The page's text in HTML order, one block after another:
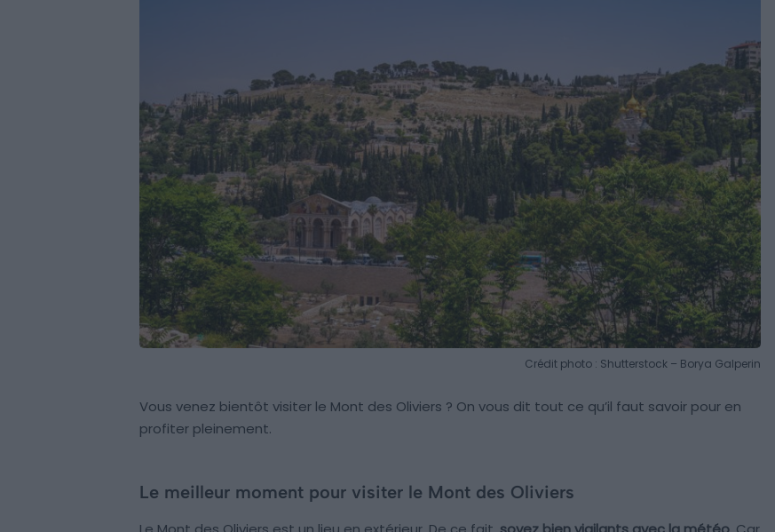
Crédit photo : Shutterstock – Borya Galperin
Vous venez bientôt visiter le Mont des Oliviers ? On vous dit tout ce qu’il faut savoir pour en
profiter pleinement.
Le meilleur moment pour visiter le Mont des Oliviers